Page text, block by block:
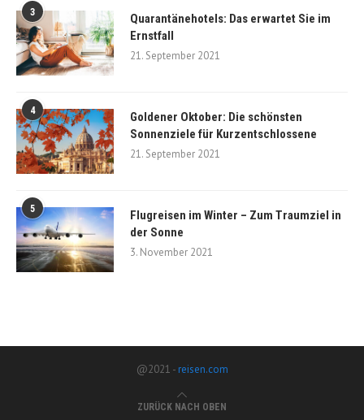
3
Quarantänehotels: Das erwartet Sie im
Ernstfall
21. September 2021
4
Goldener Oktober: Die schönsten
Sonnenziele für Kurzentschlossene
21. September 2021
5
Flugreisen im Winter – Zum Traumziel in
der Sonne
3. November 2021
@2021 - reisen.com
ZURÜCK NACH OBEN